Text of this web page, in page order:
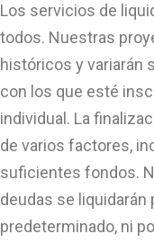
Los servicios de
todos. Nuestras
históricos y variarán
con los que esté
individual. La
de varios factores,
suficientes fondos.
deudas se liquidarán
predeterminado, ni